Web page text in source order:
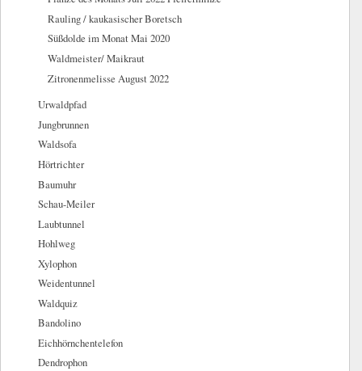
Rauling / kaukasischer Boretsch
Süßdolde im Monat Mai 2020
Waldmeister/ Maikraut
Zitronenmelisse August 2022
Urwaldpfad
Jungbrunnen
Waldsofa
Hörtrichter
Baumuhr
Schau-Meiler
Laubtunnel
Hohlweg
Xylophon
Weidentunnel
Waldquiz
Bandolino
Eichhörnchentelefon
Dendrophon